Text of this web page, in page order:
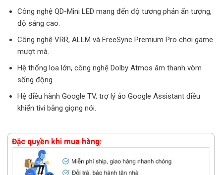
Công nghệ QD-Mini LED mang đến độ tương phản ấn tượng,
độ sáng cao.
Công nghệ VRR, ALLM và FreeSync Premium Pro chơi game
mượt mà.
Hệ thống loa lớn, công nghệ Dolby Atmos âm thanh vòm
sống động.
Hệ điều hành Google TV, trợ lý ảo Google Assistant điều
khiển tivi bằng giọng nói.
Đặc quyền khi mua hàng: